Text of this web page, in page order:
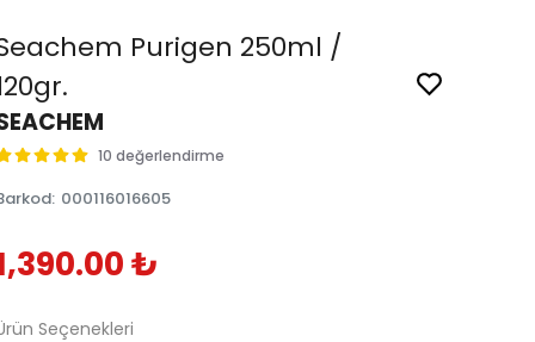
Purigen 250ml /
10 değerlendirme
: 000116016605
₺
Seçenekleri